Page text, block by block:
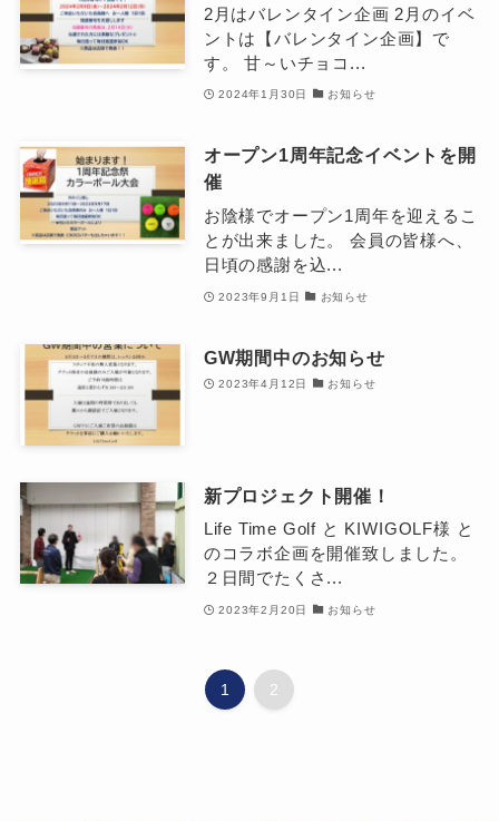
2月はバレンタイン企画 2月のイベ
ントは【バレンタイン企画】で
す。 甘～いチョコ...
2024年1月30日 お知らせ
オープン1周年記念イベントを開
催
お陰様でオープン1周年を迎えるこ
とが出来ました。 会員の皆様へ、
日頃の感謝を込...
2023年9月1日 お知らせ
GW期間中のお知らせ
2023年4月12日 お知らせ
新プロジェクト開催！
Life Time Golf と KIWIGOLF様 と
のコラボ企画を開催致しました。
２日間でたくさ...
2023年2月20日 お知らせ
1 2